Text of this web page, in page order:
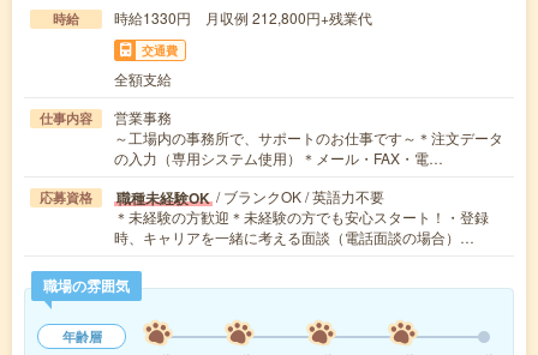
時給 時給1330円 月収例 212,800円+残業代
交通費
全額支給
仕事内容
営業事務
～工場内の事務所で、サポートのお仕事です～＊注文データ
の入力（専用システム使用）＊メール・FAX・電…
応募資格 職種未経験OK / ブランクOK / 英語力不要
＊未経験の方歓迎＊未経験の方でも安心スタート！・登録
時、キャリアを一緒に考える面談（電話面談の場合）…
職場の雰囲気
年齢層